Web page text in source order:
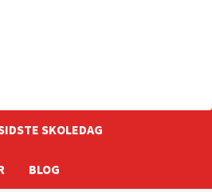
SKOLEDAG
BLOG